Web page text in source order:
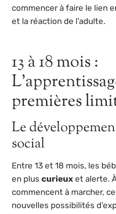
commencer à faire le lien
et la réaction de l’adulte.
13 à 18 mois :
premières
Le
social
Entre 13 et 18 mois, les
en plus curieux et alerte.
commencent à marcher,
nouvelles possibilités